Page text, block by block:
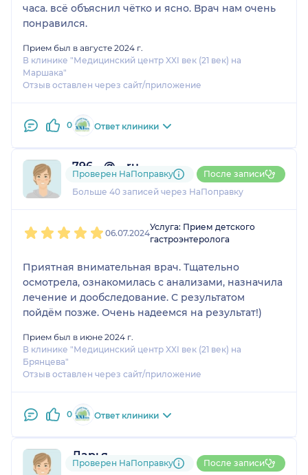
часа. всё объяснил чётко и ясно. Врач нам очень
понравился.
Прием был в августе 2024 г.
В клинике "Медицинский центр XXI век (21 век) на
Маршака"
Отзыв оставлен через сайт/приложение
0 Ответ клиники
796....@....ru
13 отзывов
Больше 40 записей через НаПоправку
Проверен НаПоправку После записи
06.07.2024
Услуга: Прием детского
гастроэнтеролога
Приятная внимательная врач. Тщательно
осмотрела, ознакомилась с анализами, назначила
лечение и дообследование. С результатом
пойдём позже. Очень надеемся на результат!)
Прием был в июне 2024 г.
В клинике "Медицинский центр XXI век (21 век) на
Брянцева"
Отзыв оставлен через сайт/приложение
0 Ответ клиники
Дарья
15 отзывов
Проверен НаПоправку После записи